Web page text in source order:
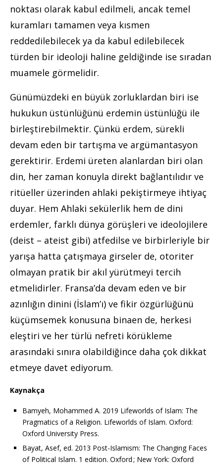
noktası olarak kabul edilmeli, ancak temel
kuramları tamamen veya kısmen
reddedilebilecek ya da kabul edilebilecek
türden bir ideoloji haline geldiğinde ise sıradan
muamele görmelidir.
Günümüzdeki en büyük zorluklardan biri ise
hukukun üstünlüğünü erdemin üstünlüğü ile
birleştirebilmektir. Çünkü erdem, sürekli
devam eden bir tartışma ve argümantasyon
gerektirir. Erdemi üreten alanlardan biri olan
din, her zaman konuyla direkt bağlantılıdır ve
ritüeller üzerinden ahlaki pekiştirmeye ihtiyaç
duyar. Hem Ahlaki sekülerlik hem de dini
erdemler, farklı dünya görüşleri ve ideolojilere
(deist – ateist gibi) atfedilse ve birbirleriyle bir
yarışa hatta çatışmaya girseler de, otoriter
olmayan pratik bir akıl yürütmeyi tercih
etmelidirler. Fransa’da devam eden ve bir
azınlığın dinini (İslam’ı) ve fikir özgürlüğünü
küçümsemek konusuna binaen de, herkesi
eleştiri ve her türlü nefreti körükleme
arasındaki sınıra olabildiğince daha çok dikkat
etmeye davet ediyorum.
Kaynakça
Bamyeh, Mohammed A. 2019 Lifeworlds of Islam: The
Pragmatics of a Religion. Lifeworlds of Islam. Oxford:
Oxford University Press.
Bayat, Asef, ed. 2013 Post-Islamism: The Changing Faces
of Political Islam. 1 edition. Oxford ; New York: Oxford